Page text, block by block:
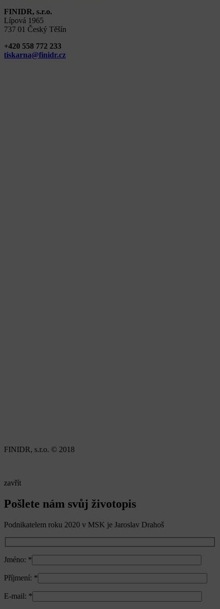
FINIDR, s.r.o.
Lípová 1965
737 01 Český Těšín
+420 558 772 233
tiskarna@finidr.cz
FINIDR, s.r.o. © 2018
zavřít
Pošlete nám svůj životopis
Podnikatelem roku 2020 v MSK je Jaroslav Drahoš
Jméno: *
Příjmení: *
E-mail: *